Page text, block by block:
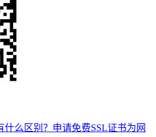
什么区别？申请免费SSL证书为网